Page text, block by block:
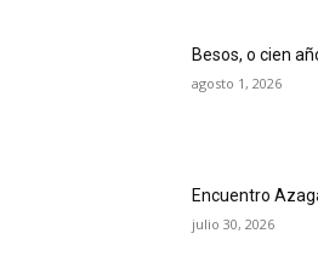
Besos, o cien
agosto 1, 2026
Encuentro
julio 30, 2026